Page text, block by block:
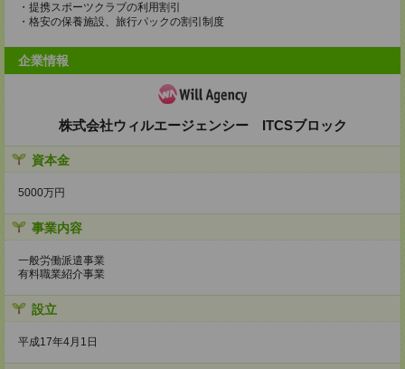
・提携スポーツクラブの利用割引
・格安の保養施設、旅行パックの割引制度
企業情報
株式会社ウィルエージェンシー ITCSブロック
資本金
5000万円
事業内容
一般労働派遣事業
有料職業紹介事業
設立
平成17年4月1日